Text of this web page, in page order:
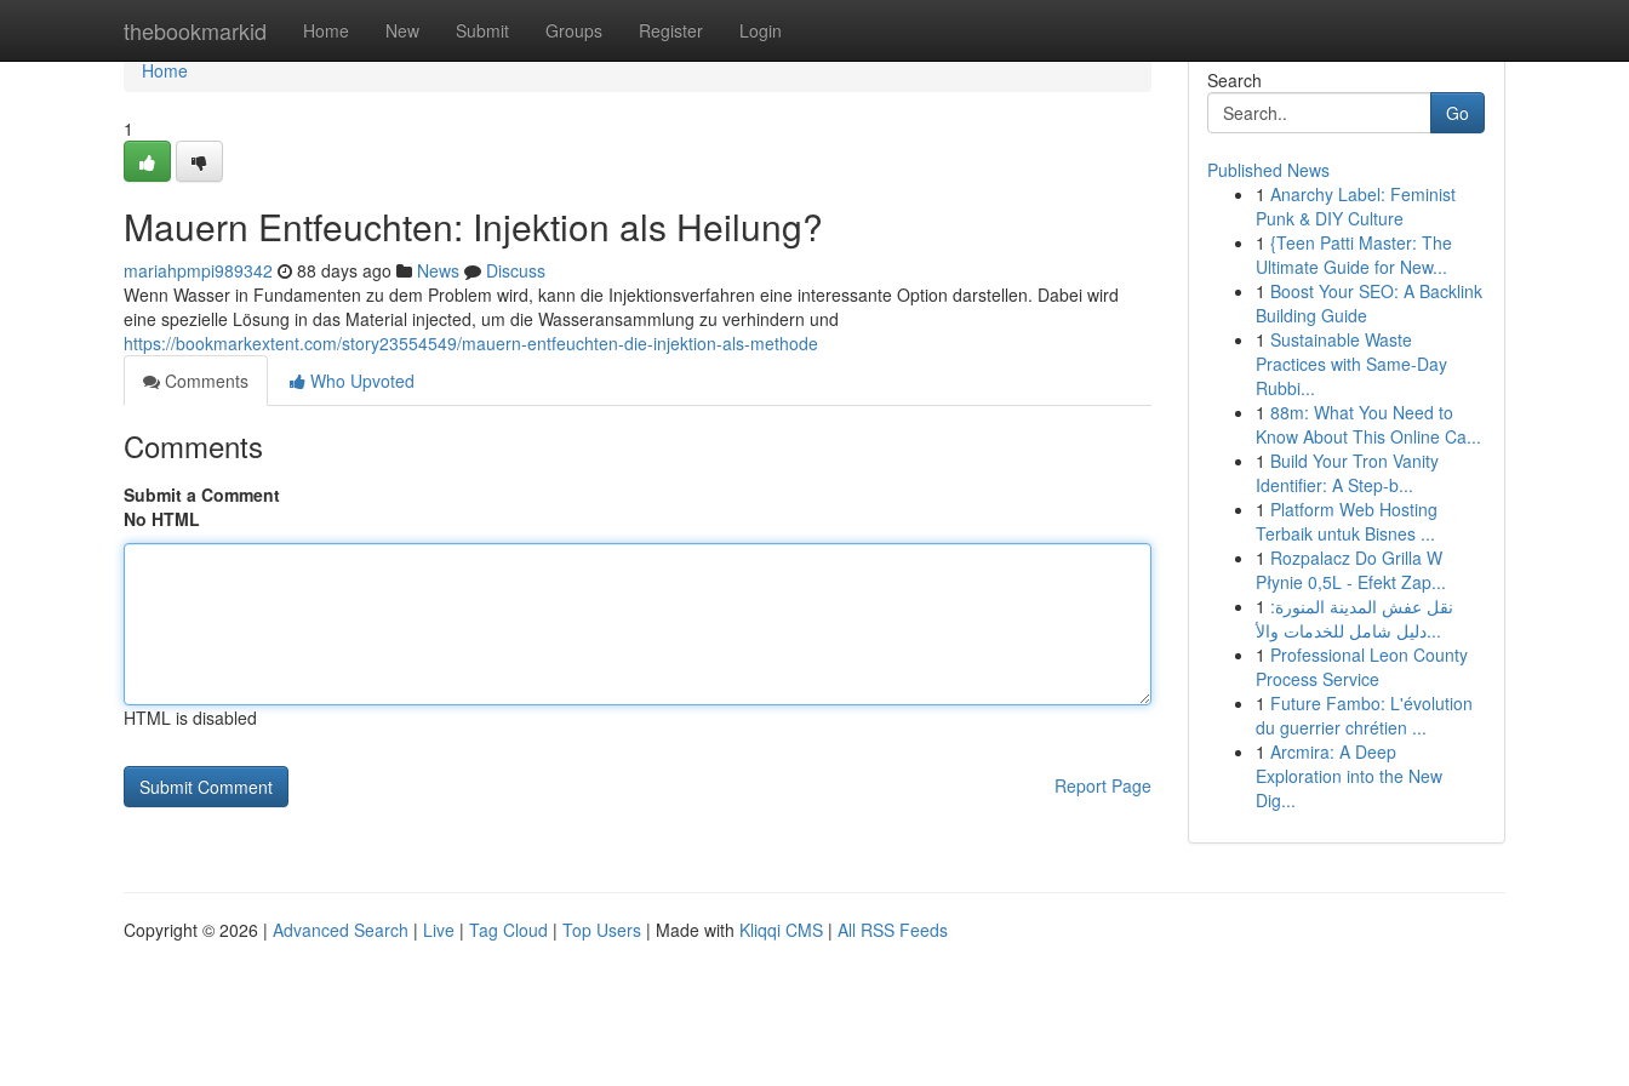
thebookmarkid Home New Submit Groups Register Login
Home
Home
1
Mauern Entfeuchten: Injektion als Heilung?
mariahpmpi989342 88 days ago News
Discuss
Wenn Wasser in Fundamenten zu dem Problem wird, kann die Injektionsverfahren eine interessante Option darstellen. Dabei wird
eine spezielle Lösung in das Material injected, um die Wasseransammlung zu verhindern und
https://bookmarkextent.com/story23554549/mauern-entfeuchten-die-injektion-als-methode
Comments
Who Upvoted
Comments
Submit a Comment
No HTML
HTML is disabled
Report Page
Search
Go
Published News
1 Anarchy Label: Feminist
Punk & DIY Culture
1 {Teen Patti Master: The
Ultimate Guide for New...
1 Boost Your SEO: A Backlink
Building Guide
1 Sustainable Waste
Practices with Same-Day
Rubbi...
1 88m: What You Need to
Know About This Online Ca...
1 Build Your Tron Vanity
Identifier: A Step-b...
1 Platform Web Hosting
Terbaik untuk Bisnes ...
1 Rozpalacz Do Grilla W
Płynie 0,5L - Efekt Zap...
1 نقل عفش المدينة المنورة:
دليل شامل للخدمات والأ...
1 Professional Leon County
Process Service
1 Future Fambo: L'évolution
du guerrier chrétien ...
1 Arcmira: A Deep
Exploration into the New
Dig...
Copyright © 2026 | Advanced Search | Live | Tag Cloud | Top Users | Made with Kliqqi CMS | All RSS Feeds